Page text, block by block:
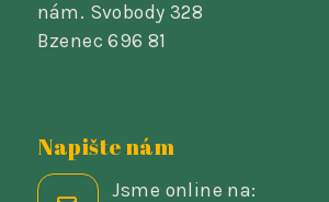
nám. Svobody 328
Bzenec 696 81
Napište nám
Jsme online na: